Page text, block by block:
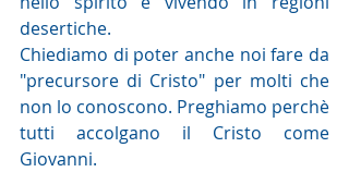
desertiche.
Chiediamo di poter anche noi fare da
"precursore di Cristo" per molti che
non lo conoscono. Preghiamo perchè
tutti accolgano il Cristo come
Giovanni.